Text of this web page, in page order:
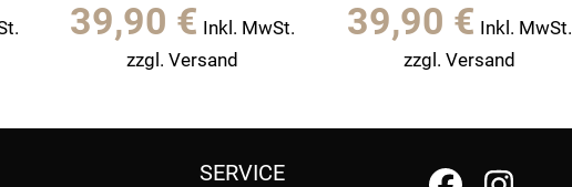
39,90 € Inkl. MwSt.
zzgl. Versand
39,90 € Inkl. MwSt.
zzgl. Versand
SERVICE